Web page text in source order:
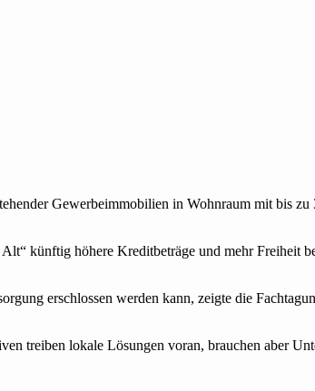
Gewerbeimmobilien in Wohnraum mit bis
künftig höhere Kredit­be­träge und mehr Frei­heit
erschlossen werden kann, zeigte die
trei­ben lokale Lösun­gen voran, brau­chen aber